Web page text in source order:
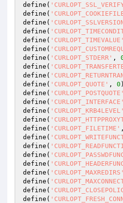
define(
define(
define(
define(
define( 'CURLOPT_TIMEVALUE'
define(
define( 'CURLOPT_STDERR' ,
define(
define(
define( 'CURLOPT_QUOTE' , 0
define( 'CURLOPT_POSTQUOTE'
define( 'CURLOPT_INTERFACE'
define( 'CURLOPT_KRB4LEVEL'
define(
define( 'CURLOPT_FILETIME'
define(
define(
define(
define(
define( 'CURLOPT_MAXREDIRS'
define(
define(
define(